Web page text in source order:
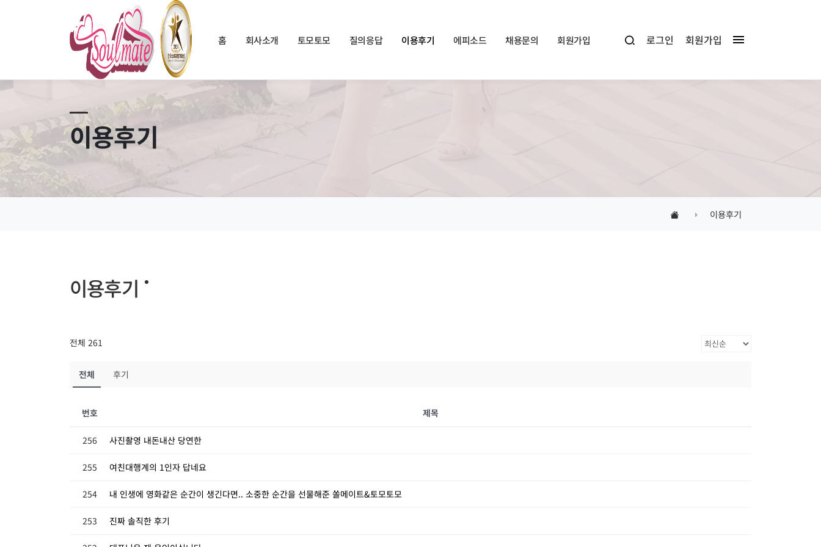
홈 회사소개 토모토모 질의응답 이용후기 에피소드 채용문의 회원가입 로그인 회원가입
이용후기
이용후기
이용후기
전체 261
전체 후기
번호 제목
256 사진촬영 내돈내산 당연한
255 여친대행계의 1인자 답네요
254 내 인생에 영화같은 순간이 생긴다면.. 소중한 순간을 선물해준 쏠메이트&토모토모
253 진짜 솔직한 후기